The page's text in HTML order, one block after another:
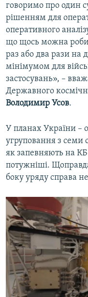
говоримо про один
рішенням для
оперативного
що щось можна
раз або два рази на
мінімумом для
застосувань», –
Державного
Володимир Усов.
У планах України –
угруповання з семи
як запевняють на
потужніші.
боку уряду справа